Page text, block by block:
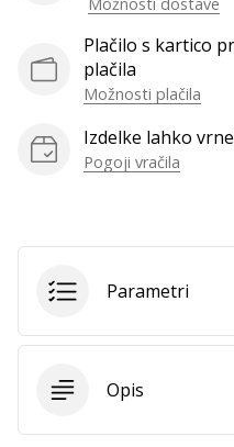
ambasador/ka.
Prikaži
vse
članke
Plačilo s kartico
plačila
Možnosti plačila
Izdelke lahko
Pogoji vračila
Parametri
Opis